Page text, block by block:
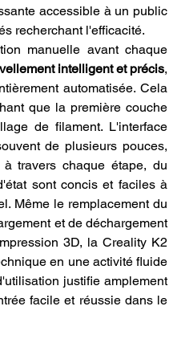
accessible à un public
recherchant l'efficacité.
manuelle avant chaque
intelligent et précis,
automatisée. Cela
que la première couche
de filament. L'interface
de plusieurs pouces,
travers chaque étape, du
sont concis et faciles à
Même le remplacement du
et de déchargement
3D, la Creality K2
en une activité fluide
et agréable. C'est pourquoi cette attention aux détails pour une simplicité d'utilisation justifie amplement
facile et réussie dans le